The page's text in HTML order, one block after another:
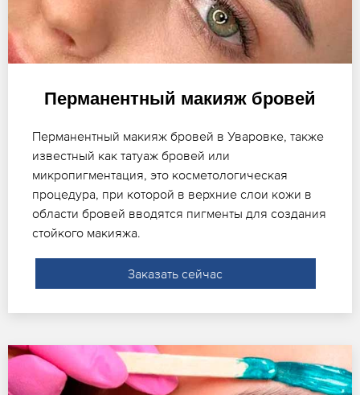
Перманентный макияж бровей
Перманентный макияж бровей в Уваровке, также
известный как татуаж бровей или
микропигментация, это косметологическая
процедура, при которой в верхние слои кожи в
области бровей вводятся пигменты для создания
стойкого макияжа.
Заказать сейчас